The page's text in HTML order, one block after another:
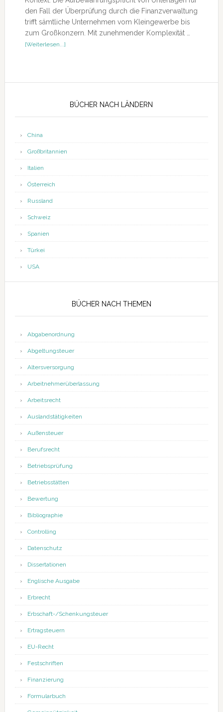
den Fall der Überprüfung durch die Finanzverwaltung
trifft sämtliche Unternehmen vom Kleingewerbe bis
zum Großkonzern. Mit zunehmender Komplexität …
[Weiterlesen...]ÜberRezension
BÜCHER NACH LÄNDERN
China
Großbritannien
Italien
Österreich
Russland
Schweiz
Spanien
Türkei
USA
BÜCHER NACH THEMEN
Abgabenordnung
Abgeltungsteuer
Altersversorgung
Arbeitnehmerüberlassung
Arbeitsrecht
Auslandstätigkeiten
Außensteuer
Berufsrecht
Betriebsprüfung
Betriebsstätten
Bewertung
Bibliographie
Controlling
Datenschutz
Dissertationen
Englische Ausgabe
Erbrecht
Erbschaft-/Schenkungsteuer
Ertragsteuern
EU-Recht
Festschriften
Finanzierung
Formularbuch